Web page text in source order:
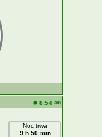
8:54 am
Noc trwa
9 h 50 min